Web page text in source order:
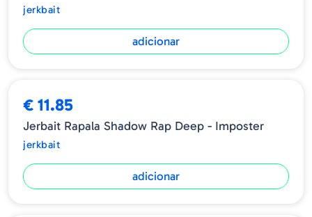
jerkbait
adicionar
€ 11.85
Jerbait Rapala Shadow Rap Deep - Imposter
jerkbait
adicionar